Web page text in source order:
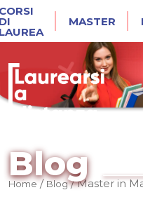
MASTER
Blog
Home/Blog/Master in